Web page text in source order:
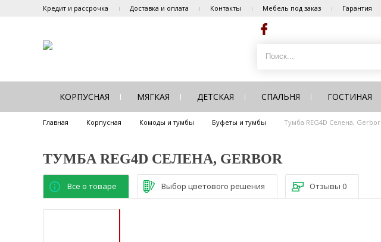
Кредит и рассрочка Доставка и оплата Контакты Мебель под заказ Гарантия
КОРПУСНАЯ МЯГКАЯ ДЕТСКАЯ СПАЛЬНЯ ГОСТИНАЯ
Главная Корпусная Комоды и тумбы Буфеты и тумбы Тумба REG4D Селена, Gerbor
ТУМБА REG4D СЕЛЕНА, GERBOR
Все о товаре Выбор цветового решения Отзывы 0